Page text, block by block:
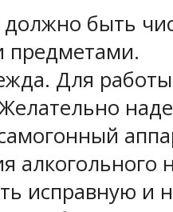
быть
предметами.
Для
исправную и